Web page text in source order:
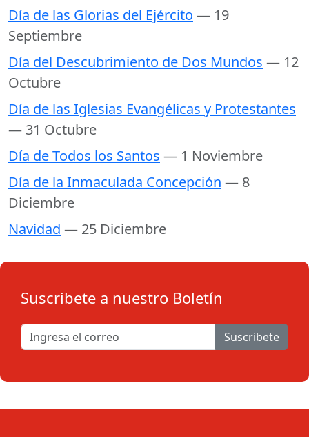
Día de las Glorias del Ejército — 19
Septiembre
Día del Descubrimiento de Dos Mundos — 12
Octubre
Día de las Iglesias Evangélicas y Protestantes
— 31 Octubre
Día de Todos los Santos — 1 Noviembre
Día de la Inmaculada Concepción — 8
Diciembre
Navidad — 25 Diciembre
Suscribete a nuestro Boletín
Suscribete